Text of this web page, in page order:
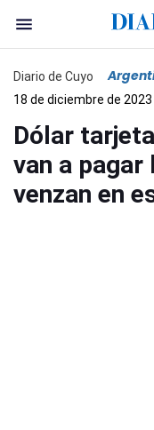
Diario de Cuyo
18 de diciembre de 2023
Dólar
van a pagar
venzan en